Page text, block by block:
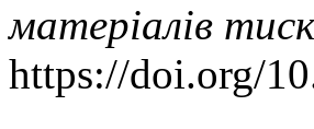
матеріалів
https://doi.org/